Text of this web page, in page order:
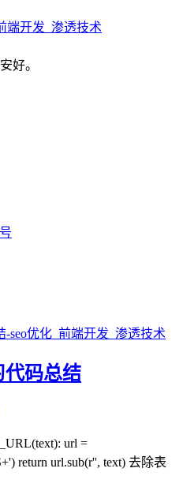
端开发_渗透技术
好。
码总结
url =
return url.sub(r'', text) 去除表